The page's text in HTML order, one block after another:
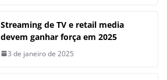
Streaming de TV e retail media
devem ganhar força em 2025
3 de janeiro de 2025